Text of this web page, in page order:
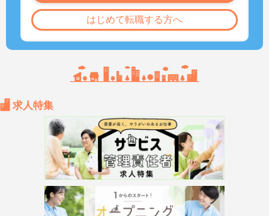
はじめて転職する方へ
求人特集